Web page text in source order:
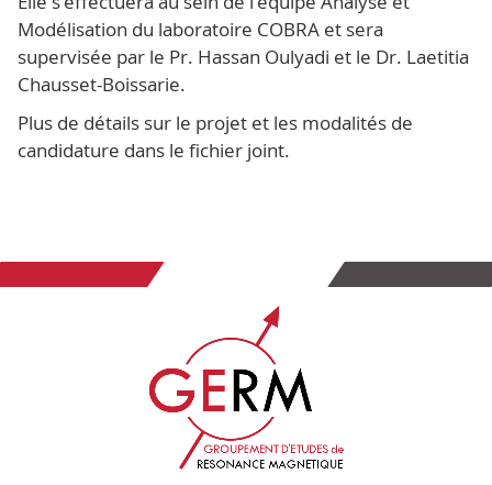
Modélisation du laboratoire COBRA et sera
supervisée par le Pr. Hassan Oulyadi et le Dr. Laetitia
Chausset-Boissarie.
Plus de détails sur le projet et les modalités de
candidature dans le fichier joint.